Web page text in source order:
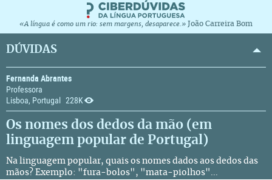
«A língua é como um rio: sem margens, desaparece.» João Carreira Bom
DÚVIDAS
Fernanda Abrantes
Professora
Lisboa, Portugal 228K
Os nomes dos dedos da mão (em
linguagem popular de Portugal)
Na linguagem popular, quais os nomes dados aos dedos das
mãos? Exemplo: "fura-bolos", "mata-piolhos"...